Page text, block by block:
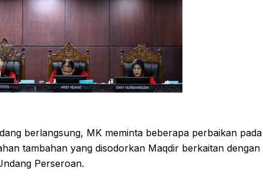
berlangsung, MK meminta beberapa perbaikan pada
tambahan yang disodorkan Maqdir berkaitan dengan
Perseroan.